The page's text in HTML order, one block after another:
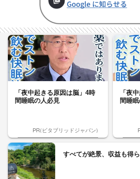
「夜中起きる原因は脳」4時
間睡眠の人必見
PR(ビタブリッドジャパン)
「夜
間睡
すべてが絶景、収益も得